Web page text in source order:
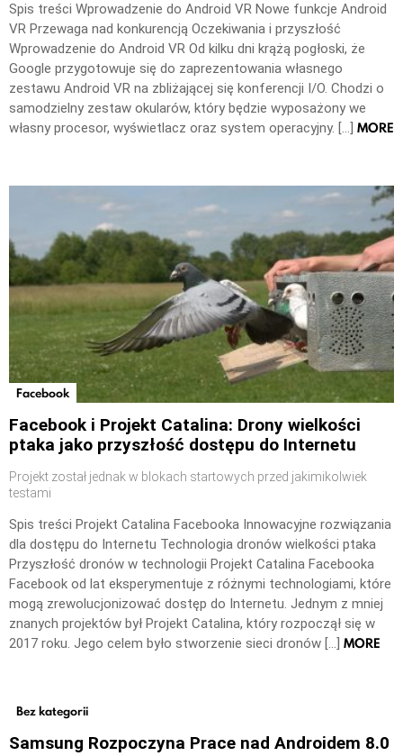
Spis treści Wprowadzenie do Android VR Nowe funkcje Android
VR Przewaga nad konkurencją Oczekiwania i przyszłość
Wprowadzenie do Android VR Od kilku dni krążą pogłoski, że
Google przygotowuje się do zaprezentowania własnego
zestawu Android VR na zbliżającej się konferencji I/O. Chodzi o
samodzielny zestaw okularów, który będzie wyposażony we
własny procesor, wyświetlacz oraz system operacyjny. […] MORE
Facebook
Facebook i Projekt Catalina: Drony wielkości
ptaka jako przyszłość dostępu do Internetu
Projekt został jednak w blokach startowych przed jakimikolwiek
testami
Spis treści Projekt Catalina Facebooka Innowacyjne rozwiązania
dla dostępu do Internetu Technologia dronów wielkości ptaka
Przyszłość dronów w technologii Projekt Catalina Facebooka
Facebook od lat eksperymentuje z różnymi technologiami, które
mogą zrewolucjonizować dostęp do Internetu. Jednym z mniej
znanych projektów był Projekt Catalina, który rozpoczął się w
2017 roku. Jego celem było stworzenie sieci dronów […] MORE
Bez kategorii
Samsung Rozpoczyna Prace nad Androidem 8.0